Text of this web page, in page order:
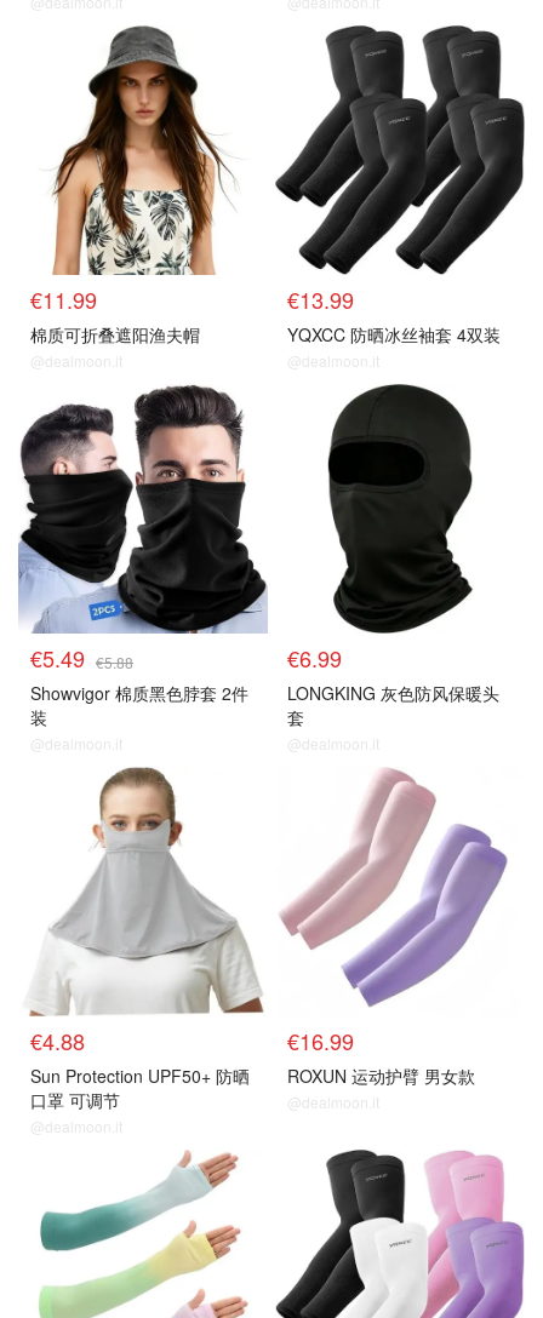
€11.99
棉质可折叠遮阳渔夫帽
@dealmoon.it
€13.99
YQXCC 防晒冰丝袖套 4双装
@dealmoon.it
€5.49 €5.88
Showvigor 棉质黑色脖套 2件
装
@dealmoon.it
€6.99
LONGKING 灰色防风保暖头
套
@dealmoon.it
€4.88
Sun Protection UPF50+ 防晒
口罩 可调节
@dealmoon.it
€16.99
ROXUN 运动护臂 男女款
@dealmoon.it